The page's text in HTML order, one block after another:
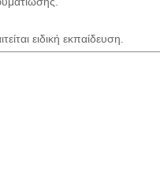
ειδική εκπαίδευση.